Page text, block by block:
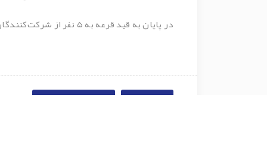
در پایان به قید قرعه به ۵ نفر از شرکت‌کنندگان جوایزی اهدا شد.
روابط عمومی شرکت توسعه سپاهان